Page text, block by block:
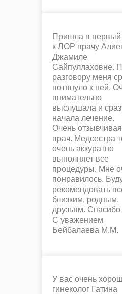
Пришла в первый
к ЛОР врачу
Джамиле
Сайпуллаховне.
разговору меня
потянуло к ней.
внимательно
выслушала и
начала лечение.
Очень отзывчивая
врач. Медсестра
очень аккуратно
выполняет все
процедуры. Мне
понравилось.
рекомендовать
близким, родным,
друзьям.
С уважением
Бейбалаева М.М.
У вас очень
гинеколог Гатина